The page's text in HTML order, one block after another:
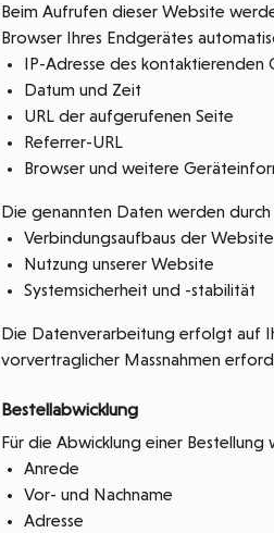
Beim Aufrufen dieser Website
Browser Ihres Endgerätes
IP-Adresse des kontaktierenden
Datum und Zeit
URL der aufgerufenen Seite
Referrer-URL
Browser und weitere
Die genannten Daten werden
Verbindungsaufbaus der Website
Nutzung unserer Website
Systemsicherheit und -stabilität
Die Datenverarbeitung erfolgt auf
vorvertraglicher Massnahmen
Bestellabwicklung
Für die Abwicklung einer
Anrede
Vor- und Nachname
Adresse